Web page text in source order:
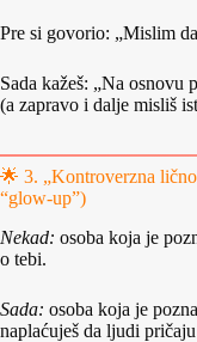
Pre si govorio: „Mislim
Sada kažeš: „Na
(a zapravo i dalje misliš
🌟 3. „Kontroverzna
“glow-up”)
Nekad: osoba koja je
o tebi.
Sada: osoba koja je
naplaćuješ da ljudi